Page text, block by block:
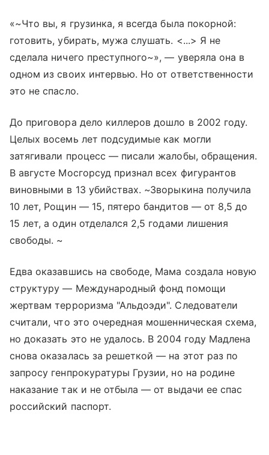
«~Что вы, я грузинка, я всегда была покорной:
готовить, убирать, мужа слушать. <...> Я не
сделала ничего преступного~», — уверяла она в
одном из своих интервью. Но от ответственности
это не спасло.
До приговора дело киллеров дошло в 2002 году.
Целых восемь лет подсудимые как могли
затягивали процесс — писали жалобы, обращения.
В августе Мосгорсуд признал всех фигурантов
виновными в 13 убийствах. ~Зворыкина получила
10 лет, Рощин — 15, пятеро бандитов — от 8,5 до
15 лет, а один отделался 2,5 годами лишения
свободы. ~
Едва оказавшись на свободе, Мама создала новую
структуру — Международный фонд помощи
жертвам терроризма "Альдоэди". Следователи
считали, что это очередная мошенническая схема,
но доказать это не удалось. В 2004 году Мадлена
снова оказалась за решеткой — на этот раз по
запросу генпрокуратуры Грузии, но на родине
наказание так и не отбыла — от выдачи ее спас
российский паспорт.